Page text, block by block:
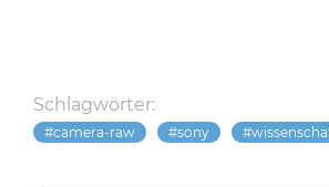
Schlagwörter:
camera-raw sony